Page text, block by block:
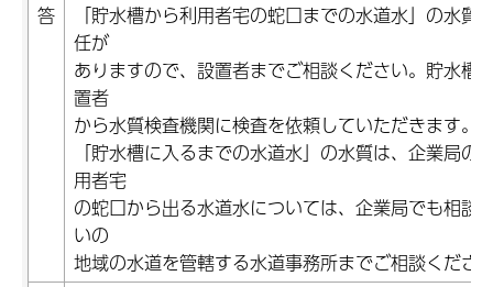
答
「貯水槽から利用者宅の蛇口までの水道水」の水
任が
ありますので、設置者までご相談ください。貯水槽
置者
から水質検査機関に検査を依頼していただきます。
「貯水槽に入るまでの水道水」の水質は、企業局
用者宅
の蛇口から出る水道水については、企業局でも相談
いの
地域の水道を管轄する水道事務所までご相談くださ